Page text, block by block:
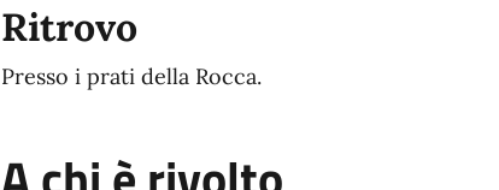
Ritrovo
Presso i prati della Rocca.